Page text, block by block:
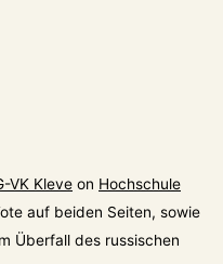
VK Kleve on Hochschule
auf beiden Seiten, sowie
Überfall des russischen